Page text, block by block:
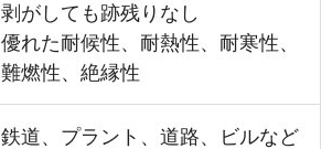
剥がしても跡残りなし
優れた耐候性、耐熱性、耐寒性、
難燃性、絶縁性
鉄道、プラント、道路、ビルなど